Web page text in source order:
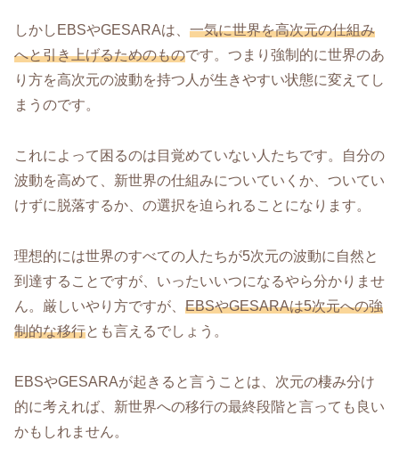
しかしEBSやGESARAは、 一気に世界を高次元の仕組み
へと引き上げるためのものです。つまり強制的に世界のあ
り方を高次元の波動を持つ人が生きやすい状態に変えてし
まうのです。
これによって困るのは目覚めていない人たちです。自分の
波動を高めて、新世界の仕組みについていくか、ついてい
けずに脱落するか、の選択を迫られることになります。
理想的には世界のすべての人たちが5次元の波動に自然と
到達することですが、いったいいつになるやら分かりませ
ん。厳しいやり方ですが、 EBSやGESARAは5次元への強
制的な移行とも言えるでしょう。
EBSやGESARAが起きると言うことは、次元の棲み分け
的に考えれば、新世界への移行の最終段階と言っても良い
かもしれません。